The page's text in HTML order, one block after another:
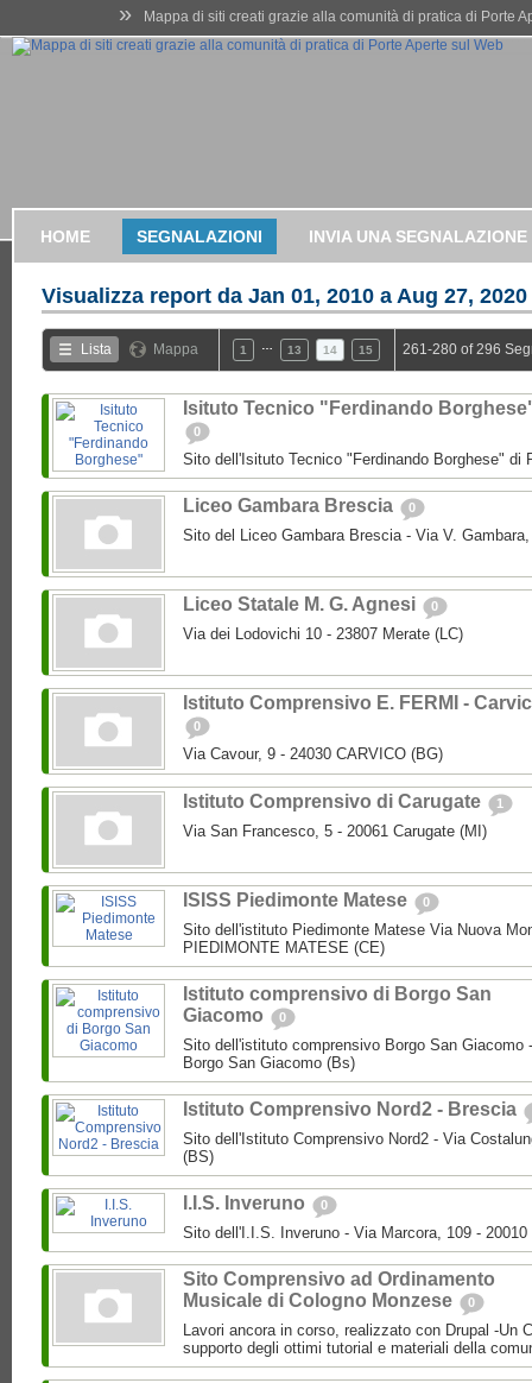
» Mappa di siti creati grazie alla comunità di pratica di Porte
HOME SEGNALAZIONI INVIA UNA SEGNALAZIONE
Visualizza report da Jan 01, 2010 a Aug 27, 2020
Lista Mappa 1 13 14 15 261-280 of 296
Isituto Tecnico "Ferdinando
0
Sito dell'Isituto Tecnico "Ferdinando Borghese" di
Liceo Gambara Brescia 0
Sito del Liceo Gambara Brescia - Via V.
Liceo Statale M. G. Agnesi 0
Via dei Lodovichi 10 - 23807 Merate (LC)
Istituto Comprensivo E. FERMI -
0
Via Cavour, 9 - 24030 CARVICO (BG)
Istituto Comprensivo di Carugate 1
Via San Francesco, 5 - 20061 Carugate (MI)
ISISS Piedimonte Matese 0
Sito dell'istituto Piedimonte Matese Via Nuova
PIEDIMONTE MATESE (CE)
Istituto comprensivo di Borgo San
Giacomo
0
Sito dell'istituto comprensivo Borgo San Giacomo
Borgo San Giacomo (Bs)
Istituto Comprensivo Nord2 - Brescia
Sito dell'Istituto Comprensivo Nord2 - Via
(BS)
I.I.S. Inveruno 0
Sito dell'I.I.S. Inveruno - Via Marcora, 109 - 20010
Sito Comprensivo ad Ordinamento
Musicale di Cologno Monzese
0
Lavori ancora in corso, realizzato con Drupal -Un
supporto degli ottimi tutorial e materiali della